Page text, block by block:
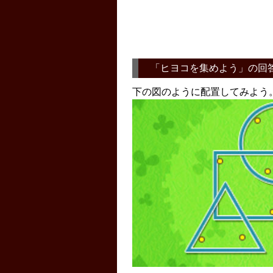
「 ヒヨコを集めよう 」の回
下の図のように配置してみよう